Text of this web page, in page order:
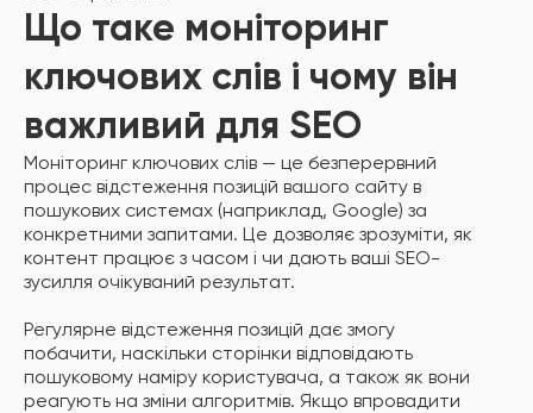
Що таке моніторинг
ключових слів і чому він
важливий для SEO
Моніторинг ключових слів — це безперервний
процес відстеження позицій вашого сайту в
пошукових системах (наприклад, Google) за
конкретними запитами. Це дозволяє зрозуміти, як
контент працює з часом і чи дають ваші SEO-
зусилля очікуваний результат.
Регулярне відстеження позицій дає змогу
побачити, наскільки сторінки відповідають
пошуковому наміру користувача, а також як вони
реагують на зміни алгоритмів. Якщо впровадити